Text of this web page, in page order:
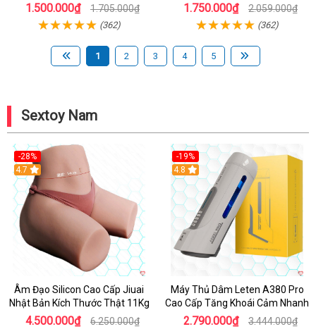
1.500.000₫ 1.705.000₫
(362)
1.750.000₫ 2.059.000₫
(362)
1 2 3 4 5
Sextoy Nam
-28%
4.7
Âm Đạo Silicon Cao Cấp Jiuai
Nhật Bản Kích Thước Thật 11Kg
4.500.000₫ 6.250.000₫
-19%
Hot
4.8
Máy Thủ Dâm Leten A380 Pro
Cao Cấp Tăng Khoái Cảm Nhanh
2.790.000₫ 3.444.000₫